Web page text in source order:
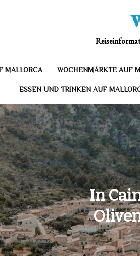
MALLORCA WOCHENMÄRKTE AUF
ESSEN UND TRINKEN AUF
In